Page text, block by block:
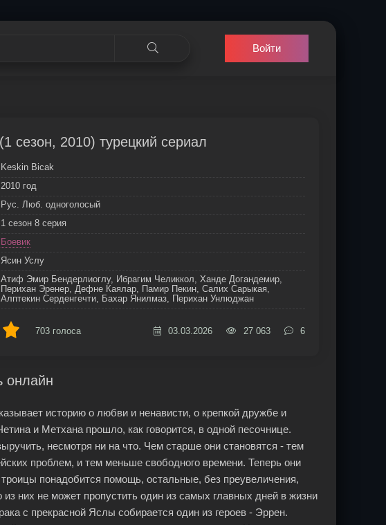
Войти
сезон, 2010) турецкий сериал
Keskin Bicak
2010 год
Рус. Люб. одноголосый
1 сезон 8 серия
Боевик
Ясин Услу
Атиф Эмир Бендерлиоглу, Ибрагим Челиккол, Ханде Догандемир,
Перихан Эренер, Дефне Каялар, Памир Пекин, Салих Сарыкая,
Алптекин Серденгечти, Бахар Янилмаз, Перихан Унлюджан
703 голоса 03.03.2026 27 063 6
онлайн
историю о любви и ненависти, о крепкой дружбе и
и Метхана прошло, как говорится, в одной песочнице.
несмотря ни на что. Чем старше они становятся - тем
проблем, и тем меньше свободного времени. Теперь они
понадобится помощь, остальные, без преувеличения,
из них не может пропустить один из самых главных дней в жизни
с прекрасной Яслы собирается один из героев - Эррен.